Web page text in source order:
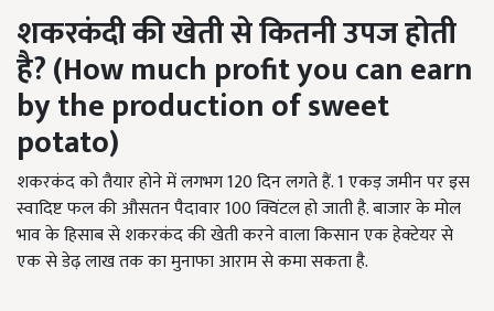
शकरकंदी की खेती से कितनी उपज होती
है?(How much profit you can earn
by the production of sweet
potato)
शकरकंद को तैयार होने में लगभग 120 दिन लगते हैं. 1 एकड़ जमीन पर इस
स्वादिष्ट फल की औसतन पैदावार 100 क्विंटल हो जाती है. बाजार के मोल
भाव के हिसाब से शकरकंद की खेती करने वाला किसान एक हेक्टेयर से
एक से डेढ़ लाख तक का मुनाफा आराम से कमा सकता है.